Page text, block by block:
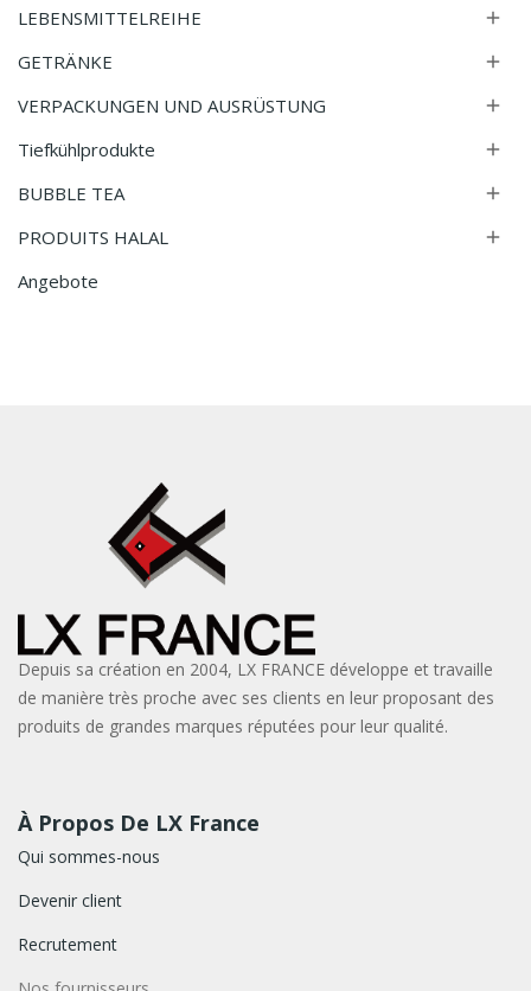
LEBENSMITTELREIHE 
GETRÄNKE 
VERPACKUNGEN UND AUSRÜSTUNG 
Tiefkühlprodukte 
BUBBLE TEA 
PRODUITS HALAL 
Angebote
Depuis sa création en 2004, LX FRANCE développe et travaille
de manière très proche avec ses clients en leur proposant des
produits de grandes marques réputées pour leur qualité.
À Propos De LX France
Qui sommes-nous
Devenir client
Recrutement